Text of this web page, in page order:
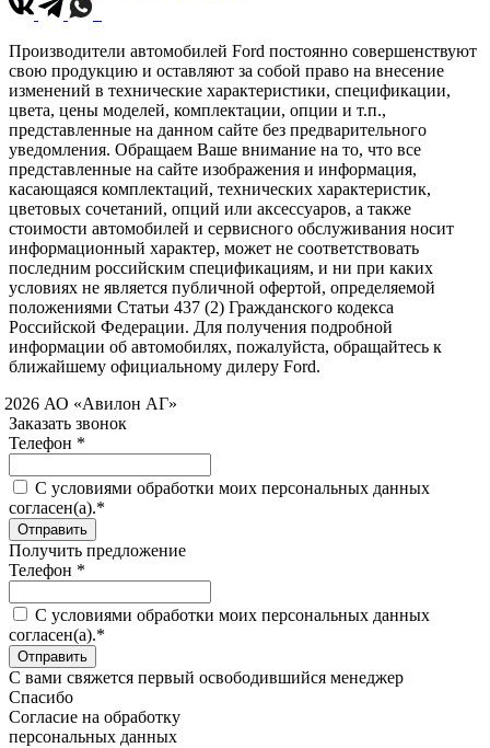
Производители автомобилей Ford постоянно совершенствуют
свою продукцию и оставляют за собой право на внесение
изменений в технические характеристики, спецификации,
цвета, цены моделей, комплектации, опции и т.п.,
представленные на данном сайте без предварительного
уведомления. Обращаем Ваше внимание на то, что все
представленные на сайте изображения и информация,
касающаяся комплектаций, технических характеристик,
цветовых сочетаний, опций или аксессуаров, а также
стоимости автомобилей и сервисного обслуживания носит
информационный характер, может не соответствовать
последним российским спецификациям, и ни при каких
условиях не является публичной офертой, определяемой
положениями Статьи 437 (2) Гражданского кодекса
Российской Федерации. Для получения подробной
информации об автомобилях, пожалуйста, обращайтесь к
ближайшему официальному дилеру Ford.
АО «Авилон АГ»
Заказать звонок
Телефон *
C условиями обработки моих персональных данных
согласен(а).*
Получить предложение
Телефон *
C условиями обработки моих персональных данных
согласен(а).*
С вами свяжется первый освободившийся менеджер
Спасибо
Согласие на обработку
персональных данных